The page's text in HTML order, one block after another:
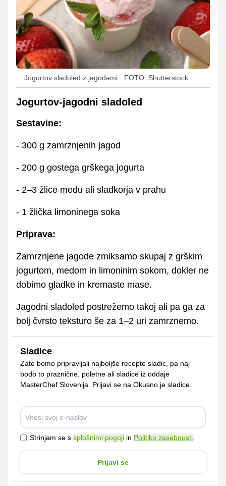
Jogurtov sladoled z jagodami FOTO: Shutterstock
Jogurtov-jagodni sladoled
Sestavine:
- 300 g zamrznjenih jagod
- 200 g gostega grškega jogurta
- 2–3 žlice medu ali sladkorja v prahu
- 1 žlička limoninega soka
Priprava:
Zamrznjene jagode zmiksamo skupaj z grškim
jogurtom, medom in limoninim sokom, dokler ne
dobimo gladke in kremaste mase.
Jagodni sladoled postrežemo takoj ali pa ga za
bolj čvrsto teksturo še za 1–2 uri zamrznemo.
Sladice
Zate bomo pripravljali najboljše recepte sladic, pa naj
bodo to praznične, poletne ali sladice iz oddaje
MasterChef Slovenija. Prijavi se na Okusno.je sladice.
Strinjam se s splošnimi pogoji in Politiko zasebnosti.
Prijavi se